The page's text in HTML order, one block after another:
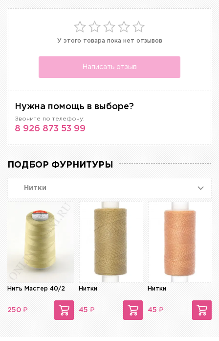
У этого товара пока нет отзывов
Написать отзыв
Нужна помощь в выборе?
Звоните по телефону:
8 926 873 53 99
ПОДБОР ФУРНИТУРЫ
Нитки
Нить Мастер 40/2
250 ₽
Нитки
45 ₽
Нитки
45 ₽